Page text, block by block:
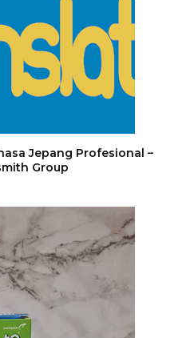
Jepang Profesional –
Group